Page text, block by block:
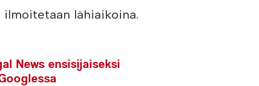
lähiaikoina.
News ensisijaiseksi